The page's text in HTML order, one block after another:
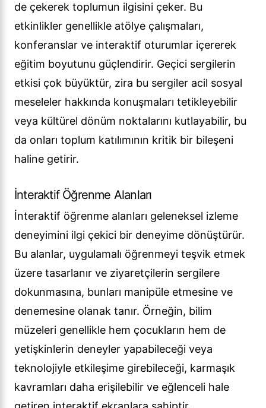
de çekerek toplumun ilgisini çeker. Bu
etkinlikler genellikle atölye çalışmaları,
konferanslar ve interaktif oturumlar içererek
eğitim boyutunu güçlendirir. Geçici sergilerin
etkisi çok büyüktür, zira bu sergiler acil sosyal
meseleler hakkında konuşmaları tetikleyebilir
veya kültürel dönüm noktalarını kutlayabilir, bu
da onları toplum katılımının kritik bir bileşeni
haline getirir.
İnteraktif Öğrenme Alanları
İnteraktif öğrenme alanları geleneksel izleme
deneyimini ilgi çekici bir deneyime dönüştürür.
Bu alanlar, uygulamalı öğrenmeyi teşvik etmek
üzere tasarlanır ve ziyaretçilerin sergilere
dokunmasına, bunları manipüle etmesine ve
denemesine olanak tanır. Örneğin, bilim
müzeleri genellikle hem çocukların hem de
yetişkinlerin deneyler yapabileceği veya
teknolojiyle etkileşime girebileceği, karmaşık
kavramları daha erişilebilir ve eğlenceli hale